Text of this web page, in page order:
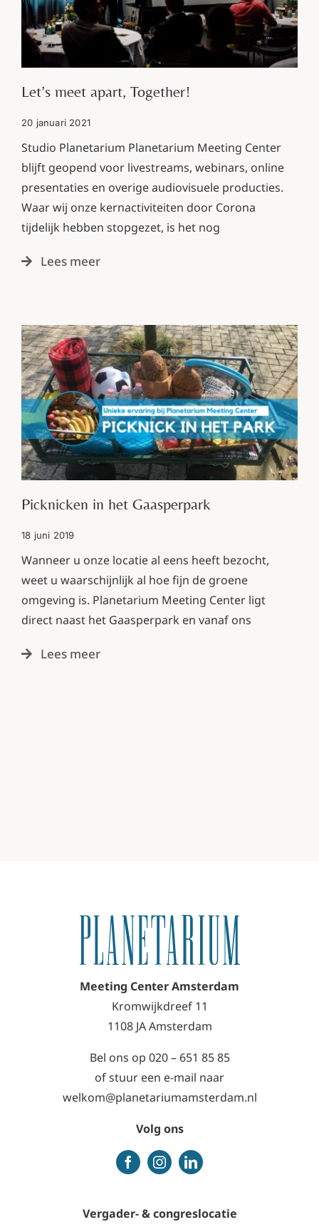
Let’s meet apart, Together!
20 januari 2021
Studio Planetarium Planetarium Meeting Center
blijft geopend voor livestreams, webinars, online
presentaties en overige audiovisuele producties.
Waar wij onze kernactiviteiten door Corona
tijdelijk hebben stopgezet, is het nog
Lees meer
Picknicken in het Gaasperpark
18 juni 2019
Wanneer u onze locatie al eens heeft bezocht,
weet u waarschijnlijk al hoe fijn de groene
omgeving is. Planetarium Meeting Center ligt
direct naast het Gaasperpark en vanaf ons
Lees meer
Vergader- & congreslocatie
Meeting Center Amsterdam
Kromwijkdreef 11
1108 JA Amsterdam
Bel ons op 020 – 651 85 85
of stuur een e-mail naar
welkom@planetariumamsterdam.nl
Volg ons